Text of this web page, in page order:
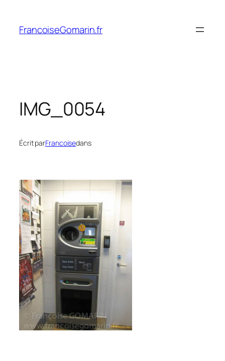
contenu
FrancoiseGomarin.fr
IMG_0054
Écrit parFrancoisedans